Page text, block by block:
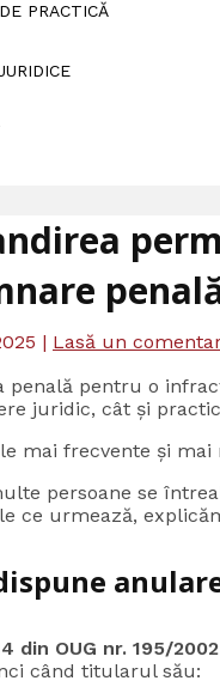
PRACTICĂ
| Lasă un
penală pentru o
juridic, cât și
mai frecvente și
persoane se
ce urmează,
din OUG nr. 195/
când titularul său: